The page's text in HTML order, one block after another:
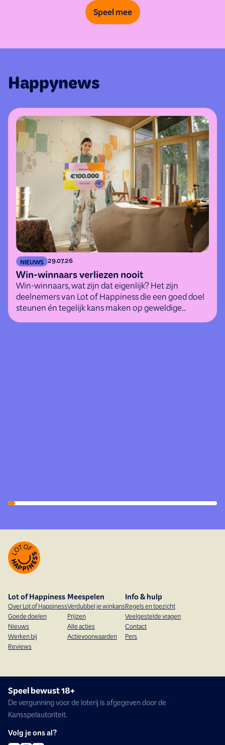
Speel mee
Happynews
NIEUWS 29.07.26
Win-winnaars verliezen nooit
Win-winnaars, wat zijn dat eigenlijk? Het zijn
deelnemers van Lot of Happiness die een goed doel
steunen én tegelijk kans maken op geweldige
(geld)prijzen.
Lot of Happiness
Over Lot of Happiness
Goede doelen
Nieuws
Werken bij
Reviews
Meespelen
Verdubbel je winkans
Prijzen
Alle acties
Actievoorwaarden
Info & hulp
Regels en toezicht
Veelgestelde vragen
Contact
Pers
Speel bewust 18+
De vergunning voor de loterij is afgegeven door de
Kansspelautoriteit.
Volg je ons al?